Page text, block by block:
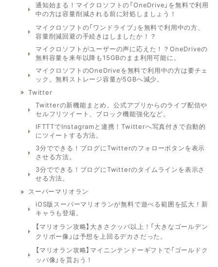
通知始まる！マイクロソフトの「OneDrive」を無料で利用
中の方は容量削減される前に対処しましょう！
マイクロソフトの「ワンドライブ」を無料で利用中の方、
容量削減回避の手続きはしましたか！？
マイクロソフトがユーザーの声に応えた！？OneDriveの
無料容量を来年以降も15GBのまま利用可能に。
マイクロソフトのOneDriveを無料で利用中の方は要チェ
ック。無料ストレージ容量が5GBへ減少。
Twitter
Twitterの新機能まとめ。公式アプリからのライブ配信や
セルフリツイート、ブロック機能強化など。
IFTTTでInstagramと連携！Twitterへ写真付きで自動的
にツイートする方法。
3分でできる！ブログにTwitterのフォローボタンを表示
させる方法。
3分でできる！ブログにTwitterのタイムラインを表示さ
せる方法。
スーパーマリオラン
iOS版スーパーマリオランが無料で遊べる範囲を拡大！新
キャラも登場。
【マリオラン攻略】大きさクッパ以上！「大きなゴールデン
クリボー像」は予想を上回るデカさだった。
【マリオラン攻略】マイニンテンドーギフトで「ゴールドク
ッパ像」を貰おう！